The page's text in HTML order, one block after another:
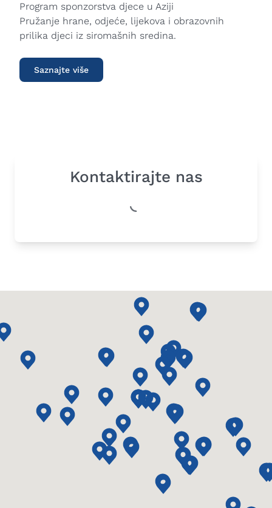
Program sponzorstva djece u Aziji
Pružanje hrane, odjeće, lijekova i obrazovnih
prilika djeci iz siromašnih sredina.
Saznajte više
Kontaktirajte nas